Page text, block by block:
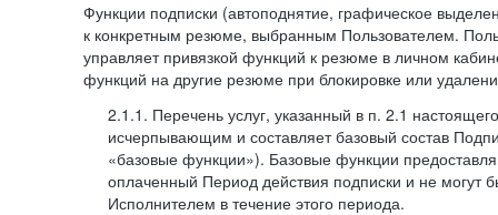
Функции подписки (автоподнятие, графическое
к конкретным резюме, выбранным Пользователем.
управляет привязкой функций к резюме в личном
функций на другие резюме при блокировке или
2.1.1. Перечень услуг, указанный в п. 2.1
исчерпывающим и составляет базовый состав
«базовые функции»). Базовые функции
оплаченный Период действия подписки и не могут
Исполнителем в течение этого периода.